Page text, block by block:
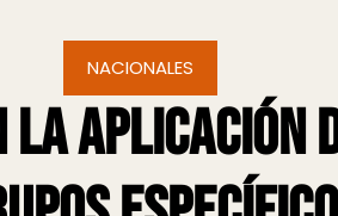
NACIONALES
la aplicación